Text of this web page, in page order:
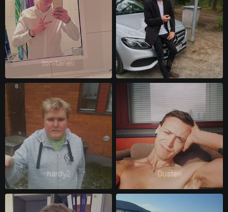
tonitaneli Nik3
hardy2 Dusteri